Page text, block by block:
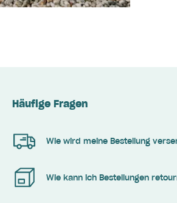
Häufige Fragen
Wie wird meine Bestellung
Wie kann ich Bestellungen